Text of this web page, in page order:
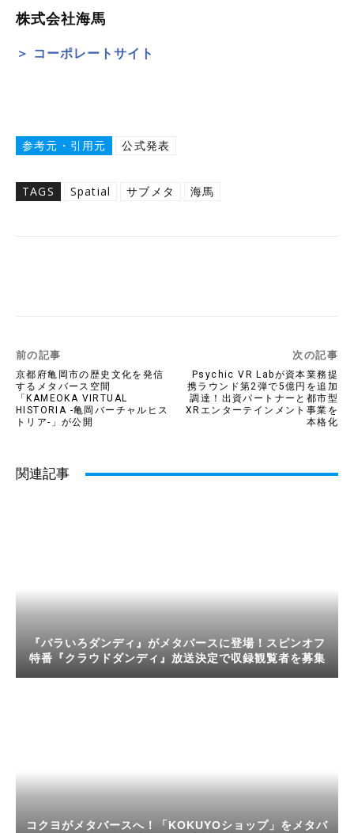
株式会社海馬
＞ コーポレートサイト
参考元・引用元 公式発表
TAGS Spatial サブメタ 海馬
前の記事
京都府亀岡市の歴史文化を発信
するメタバース空間
「KAMEOKA VIRTUAL
HISTORIA -亀岡バーチャルヒス
トリア-」が公開
次の記事
Psychic VR Labが資本業務提
携ラウンド第2弾で5億円を追加
調達！出資パートナーと都市型
XRエンターテインメント事業を
本格化
関連記事
『バラいろダンディ』がメタバースに登場！スピンオフ
特番『クラウドダンディ』放送決定で収録観覧者を募集
コクヨがメタバースへ！「KOKUYOショップ」をメタバ